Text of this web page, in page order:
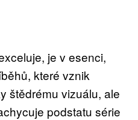
je v esenci,
které vznik
štědrému vizuálu, ale
podstatu série